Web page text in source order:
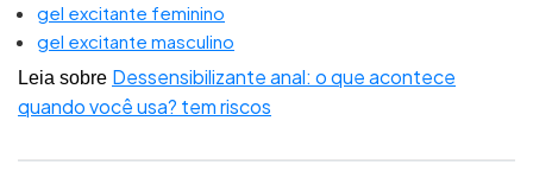
gel excitante feminino
gel excitante masculino
Leia sobre Dessensibilizante anal: o que acontece
quando você usa? tem riscos